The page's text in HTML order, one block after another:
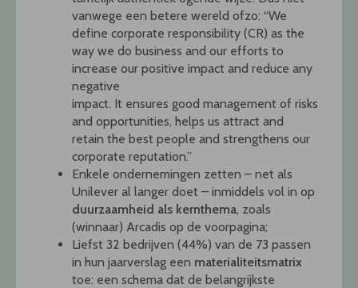
vanwege een betere wereld ofzo: “We
define corporate responsibility (CR) as the
way we do business and our efforts to
increase our positive impact and reduce any
negative
impact. It ensures good management of risks
and opportunities, helps us attract and
retain the best people and strengthens our
corporate reputation.”
Enkele ondernemingen zetten – net als
Unilever al langer doet – inmiddels vol in op
duurzaamheid als kernthema, zoals
(winnaar) Arcadis op de voorpagina;
Liefst 32 bedrijven (44%) van de 73 passen
in hun jaarverslag een materialiteitsmatrix
toe: een schema dat de belangrijkste